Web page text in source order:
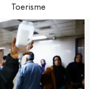
Toerisme